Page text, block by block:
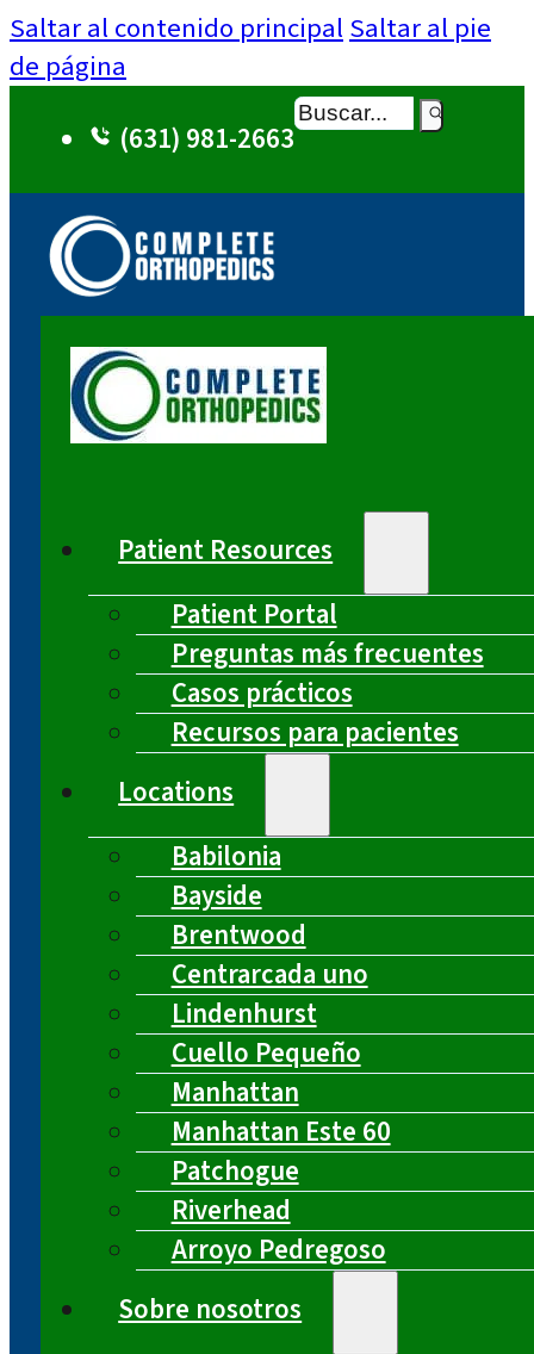
Saltar al contenido principal Saltar al pie
de página
(631) 981-2663
Buscar
Patient Resources
Patient Portal
Preguntas más frecuentes
Casos prácticos
Recursos para pacientes
Locations
Babilonia
Bayside
Brentwood
Centrarcada uno
Lindenhurst
Cuello Pequeño
Manhattan
Manhattan Este 60
Patchogue
Riverhead
Arroyo Pedregoso
Sobre nosotros